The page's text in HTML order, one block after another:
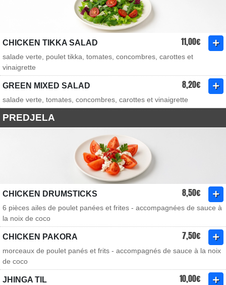
CHICKEN TIKKA SALAD 11,00€
salade verte, poulet tikka, tomates, concombres, carottes et
vinaigrette
GREEN MIXED SALAD 8,20€
salade verte, tomates, concombres, carottes et vinaigrette
PREDJELA
CHICKEN DRUMSTICKS 8,50€
6 pièces ailes de poulet panées et frites - accompagnées de sauce à
la noix de coco
CHICKEN PAKORA 7,50€
morceaux de poulet panés et frits - accompagnés de sauce à la noix
de coco
JHINGA TIL 10,00€